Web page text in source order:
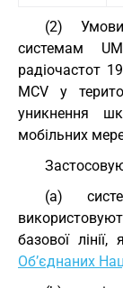
(2)
системам
радіочастот
MCV у
уникнення
мобільних
(a)
базової
Об’єднаних